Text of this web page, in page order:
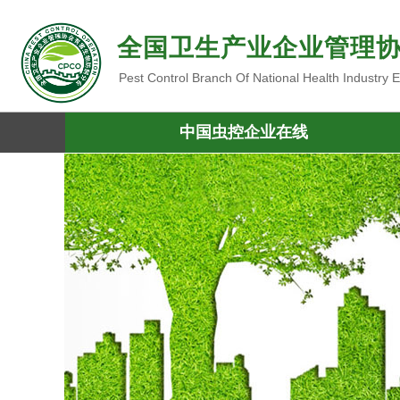
全国卫生产业企业管理
Pest Control Branch Of National Health Industry
中国虫控企业在线